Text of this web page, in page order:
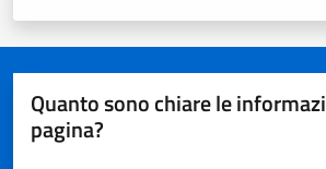
Quanto sono chiare le
pagina?